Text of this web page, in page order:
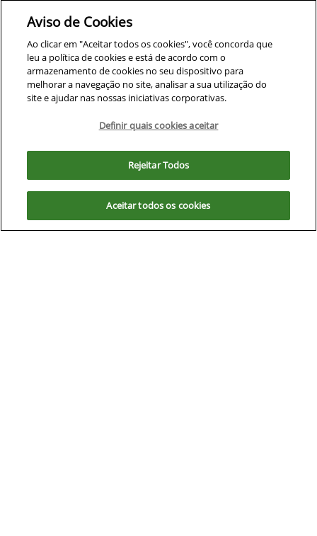
Co
mp
arti
lhe
CASE
COLHEITADEIRA CASE 2388 ANO 2005 ACOMPANHA
PLATAFORMA DE CORTE 30 PES CARACOL
Cristalina - Goiás
Ver Mais 17 lojas
R$ 390.000,00
0 km 2005/2005
Mais informações
. Ao seguir com a navegação e visita você
concorda com nossas políticas.
Aviso de Cookies
Ao clicar em "Aceitar todos os cookies", você concorda que
leu a política de cookies e está de acordo com o
armazenamento de cookies no seu dispositivo para
melhorar a navegação no site, analisar a sua utilização do
site e ajudar nas nossas iniciativas corporativas.
Definir quais cookies aceitar
Rejeitar Todos
Aceitar todos os cookies